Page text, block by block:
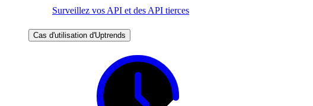
Surveillez vos API et des API tierces
Cas d'utilisation d'Uptrends